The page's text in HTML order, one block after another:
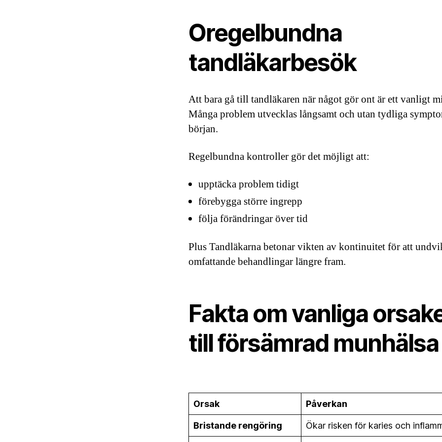
Oregelbundna
tandläkarbesök
Att bara gå till tandläkaren när något gör ont är ett vanligt
Många problem utvecklas långsamt och utan tydliga
början.
Regelbundna kontroller gör det möjligt att:
upptäcka problem tidigt
förebygga större ingrepp
följa förändringar över tid
Plus Tandläkarna betonar vikten av kontinuitet för att
omfattande behandlingar längre fram.
Fakta om vanliga
till försämrad munhälsa
Orsak Påverkan
Bristande rengöring Ökar risken för karies och